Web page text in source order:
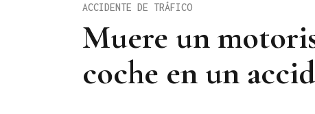
Muere un
coche en un
ACCIDENTE DE TRÁFICO